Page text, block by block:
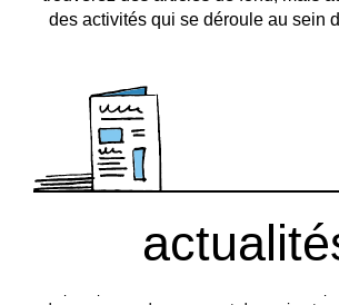
des activités qui se déroule au sein
La Coalition des parents
d’engagement pour une